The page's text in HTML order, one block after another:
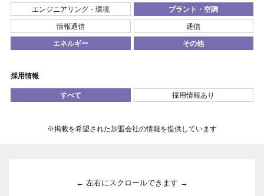
エンジニアリング・環境 プラント・空調
情報通信 通信
エネルギー その他
採用情報
すべて 採用情報あり
※掲載を希望された加盟会社の情報を提供しています
← 左右にスクロールできます →